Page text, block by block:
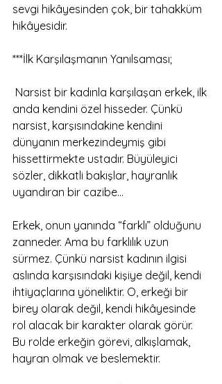
sevgi hikâyesinden çok, bir tahakküm
hikâyesidir.
***İlk Karşılaşmanın Yanılsaması;
anda kendini özel hisseder. Çünkü
narsist, karşısındakine kendini
dünyanın merkezindeymiş gibi
hissettirmekte ustadır. Büyüleyici
sözler, dikkatli bakışlar, hayranlık
uyandıran bir cazibe…
Erkek, onun yanında “farklı” olduğunu
zanneder. Ama bu farklılık uzun
sürmez. Çünkü narsist kadının ilgisi
aslında karşısındaki kişiye değil, kendi
ihtiyaçlarına yöneliktir. O, erkeği bir
birey olarak değil, kendi hikâyesinde
rol alacak bir karakter olarak görür.
Bu rolde erkeğin görevi, alkışlamak,
hayran olmak ve beslemektir.